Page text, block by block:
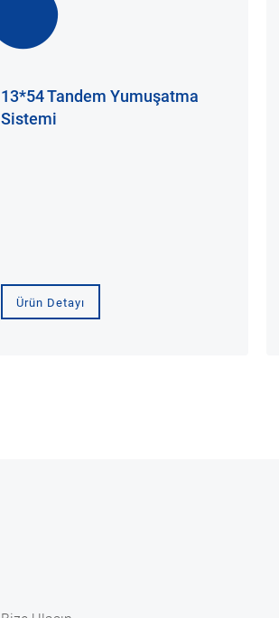
13*54 Tandem Yumuşatma
Sistemi
Ürün Detayı